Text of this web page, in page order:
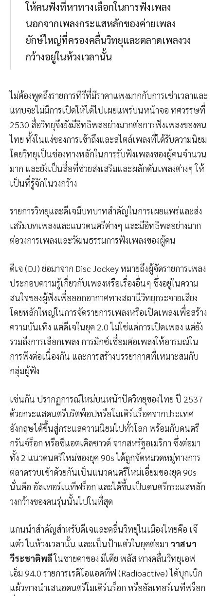
ให้คนฟังที่หาทางเลือกในการฟังเพลง
นอกจากเพลงกระแสหลักของค่ายเพลง
ยักษ์ใหญ่ที่ครองคลื่นวิทยุและตลาดเพลงวง
กว้างอยู่ในห้วงเวลานั้น
ไม่ต้องพูดถึงรายการทีวีที่มีราคาแพงมากกับการเช่าเวลาและ
แทบจะไม่มีการเปิดให้ได้ไปเผยแพร่บนหน้าจอ ทศวรรษที่
2530 สื่อวิทยุจึงยังมีอิทธิพลอย่างมากต่อการฟังเพลงของคน
ไทย ทั้งในแง่ของการเข้าถึงและสไตล์เพลงที่ได้รับความนิยม
โดยวิทยุเป็นช่องทางหลักในการรับฟังเพลงของผู้คนจำนวน
มาก และยังเป็นสื่อที่ช่วยส่งเสริมและผลักดันเพลงต่างๆ ให้
เป็นที่รู้จักในวงกว้าง
รายการวิทยุและดีเจมีบทบาทสำคัญในการเผยแพร่และส่ง
เสริมบทเพลงและแนวดนตรีต่างๆ และมีอิทธิพลอย่างมาก
ต่อวงการเพลงและวัฒนธรรมการฟังเพลงของผู้คน
ดีเจ (DJ) ย่อมาจาก Disc Jockey หมายถึงผู้จัดรายการเพลง
ประกอบความรู้เกี่ยวกับเพลงหรือเรื่องอื่นๆ ซึ่งอยู่ในความ
สนใจของผู้ฟังเพื่อออกอากาศทางสถานีวิทยุกระจายเสียง
โดยหลักใหญ่ในการจัดรายการเพลงหรือเปิดเพลงเพื่อสร้าง
ความบันเทิง แต่ดีเจในยุค 2.0 ไม่ใช่แค่การเปิดเพลง แต่ยัง
รวมถึงการเลือกเพลง การมิกซ์เชื่อมต่อเพลงให้อารมณ์ใน
การฟังต่อเนื่องกัน และการสร้างบรรยากาศที่เหมาะสมกับ
กลุ่มผู้ฟัง
เช่นกัน ปรากฏการณ์ใหม่บนหน้าปัดวิทยุของไทย ปี 2537
ด้วยกระแสดนตรีบริตพ็อปหรือโมเดิร์นร็อคจากประเทศ
อังกฤษได้ขึ้นสู่กระแสความนิยมไปทั่วโลก พร้อมกับดนตรี
กรันจ์ร็อก หรือซีแอตเติลซาวด์ จากสหรัฐอเมริกา ซึ่งต่อมา
ทั้ง 2 แนวดนตรีใหม่ของยุค 90s ได้ถูกจัดหมวดหมู่ทางการ
ตลาดรวบเข้าด้วยกันเป็นแนวดนตรีใหม่เอี่ยมของยุค 90s
นั่นคือ อัลเทอร์เนทีฟร็อก และได้ขึ้นเป็นดนตรีกระแสหลัก
วงกว้างของคนรุ่นนั้นไปในที่สุด
แกนนําสําคัญสำหรับดีเจและคลื่นวิทยุในเมืองไทยคือ เจ๊
แต๋ว ในห้วงเวลานั้น และเป็นป้าแต๋วในยุคต่อมา วาสนา
วีระชาติพลีในชายคาของ มีเดีย พลัส ทางคลื่นวิทยุเอฟ
เอ็ม 94.0 รายการเรดิโอแอคทีฟ (Radioactive) ได้บุกเบิก
แผ้วทางนำเสนอดนตรีโมเดิร์นร็อก หรืออัลเทอร์เนทีฟร็อก